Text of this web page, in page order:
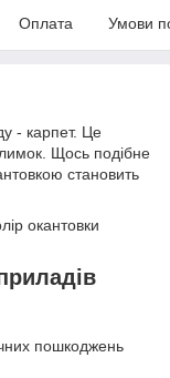
Оплата Умови
- карпет. Це
Щось подібне
становить
окантовки
пошкоджень